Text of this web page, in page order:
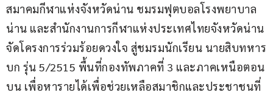
สมาคมกีฬาแห่งจังหวัดน่าน ชมรมฟุตบอลโรงพยาบาล
น่าน และสำนักงานการกีฬาแห่งประเทศไทยจังหวัดน่าน
จัดโครงการร่วมร้อยดวงใจ สู่ชมรมนักเรียน นายสิบทหาร
บก รุ่น 5/2515 พื้นที่กองทัพภาคที่ 3 และภาคเหนือตอน
บน เพื่อหารายได้เพื่อช่วยเหลือสมาชิกและประชาชนที่